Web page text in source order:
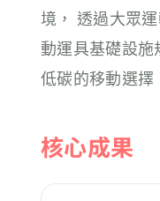
境， 透過大眾
動運具基礎設施
低碳的移動選擇
核心成果